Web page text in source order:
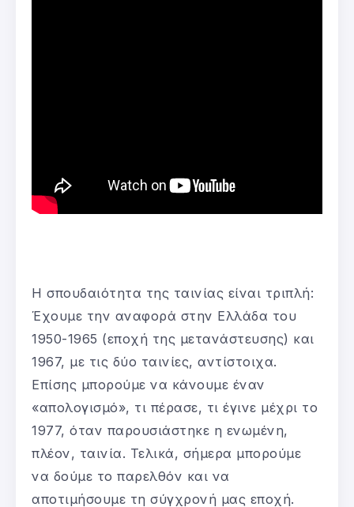
Η σπουδαιότητα της ταινίας είναι τριπλή:
Έχουμε την αναφορά στην Ελλάδα του
1950-1965 (εποχή της μετανάστευσης) και
1967, με τις δύο ταινίες, αντίστοιχα.
Επίσης μπορούμε να κάνουμε έναν
«απολογισμό», τι πέρασε, τι έγινε μέχρι το
1977, όταν παρουσιάστηκε η ενωμένη,
πλέον, ταινία. Τελικά, σήμερα μπορούμε
να δούμε το παρελθόν και να
αποτιμήσουμε τη σύγχρονή μας εποχή.